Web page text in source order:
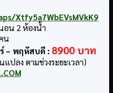
Xtfy5a7WbEVsMVkK9
อน 2 ห้องน้ำ
น
– พฤหัสบดี : 8900 บาท
แปลง ตามช่วงระยะเวลา)